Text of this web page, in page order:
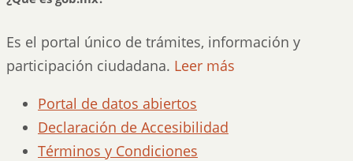
Es el portal único de trámites, información y
participación ciudadana. Leer más
Portal de datos abiertos
Declaración de Accesibilidad
Términos y Condiciones